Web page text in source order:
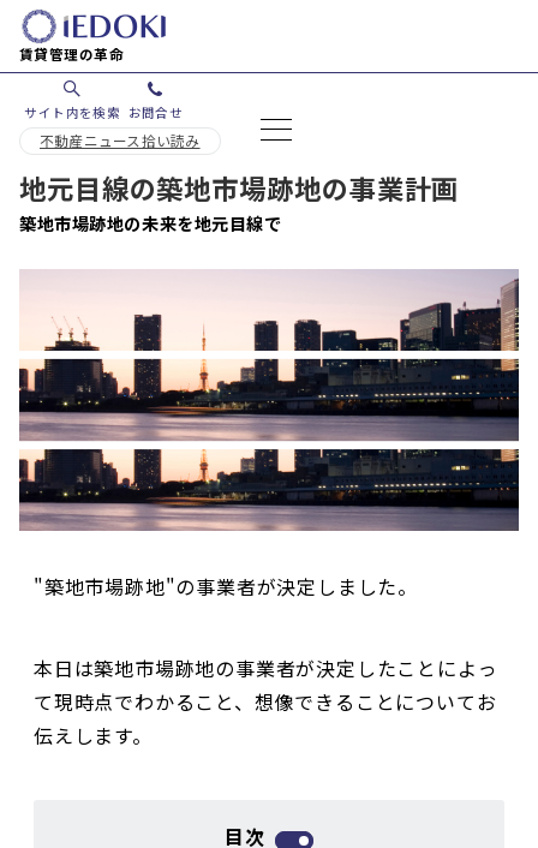
賃貸管理の革命
サイト内を検索 お問合せ
不動産ニュース拾い読み
地元目線の築地市場跡地の事業計画
築地市場跡地の未来を地元目線で
"築地市場跡地"の事業者が決定しました。
本日は築地市場跡地の事業者が決定したことによっ
て現時点でわかること、想像できることについてお
伝えします。
目次